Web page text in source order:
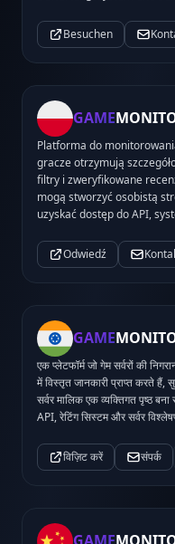
Besuchen
GAME
Platforma do
gracze otrzymują
filtry i zweryfikowane
mogą stworzyć osobistą
uzyskać dostęp do API,
Odwiedź
GAME
एक प्लेटफॉर्म जो गेम सर्वरों की
में विस्तृत जानकारी प्राप्त करते हैं,
सर्वर मालिक एक व्यक्तिगत पृष्ठ
API, रेटिंग सिस्टम और सर्वर
विज़िट करें संपर्क